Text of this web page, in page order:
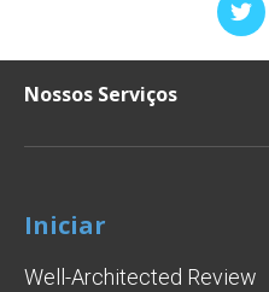
Nossos Serviços
Iniciar
Well-Architected Review